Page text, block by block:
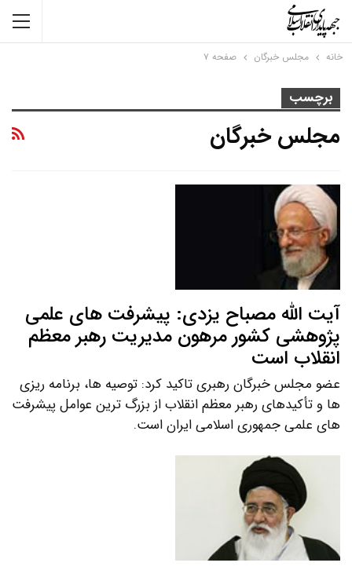
خانه مجلس خبرگان صفحه ۷
برچسب
مجلس خبرگان
آیت الله مصباح یزدی: پیشرفت های علمی
پژوهشی کشور مرهون مدیریت رهبر معظم
انقلاب است
عضو مجلس خبرگان رهبری تاکید کرد: توصیه ها، برنامه ریزی
ها و تأکیدهای رهبر معظم انقلاب از بزرگ ترین عوامل پیشرفت
های علمی جمهوری اسلامی ایران است.